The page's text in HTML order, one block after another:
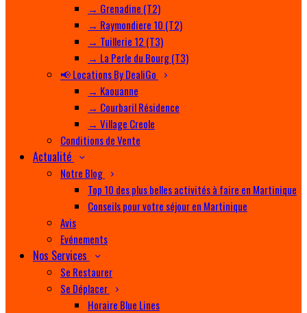
→ Grenadine (T2)
→ Raymondiere 10 (T2)
→ Tuillerie 12 (T3)
→ La Perle du Bourg (T3)
📢 Locations By DealiGo
→ Kaouanne
→ Courbaril Résidence
→ Village Creole
Conditions de Vente
Actualité
Notre Blog
Top 10 des plus belles activités à faire en Martinique
Conseils pour votre séjour en Martinique
Avis
Evénements
Nos Services
Se Restaurer
Se Déplacer
Horaire Blue Lines